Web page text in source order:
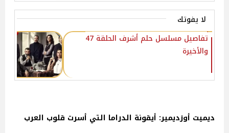
لا يفوتك
تفاصيل مسلسل حلم أشرف الحلقة 47
والأخيرة
ديميت أوزديمير: أيقونة الدراما التي أسرت قلوب العرب